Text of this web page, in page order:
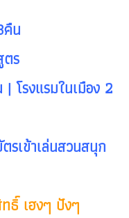
น
ร
โรงแรมในเมือง 2
รเข้าเล่นสวนสนุก
ธิ์ เฮงๆ ปังๆ